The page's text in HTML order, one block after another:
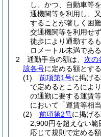
し、かつ、自動車等
通機関等を利用し、
することが著しく困
交通機関等を利用せ
徒歩により通勤する
ロメートル未満であ
2
通勤手当の額は、 次の
該各号に定める額とする
(1)
前項第1号に掲げ
で定めるところによ
の通勤に要する運賃
において「運賃等相
(2)
前項第2号に掲げ
2,900円を超えない範
応じて規則で定める額